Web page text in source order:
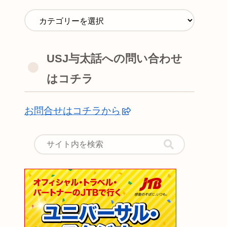
USJ与太話への問い合わせ
はコチラ
お問合せはコチラから